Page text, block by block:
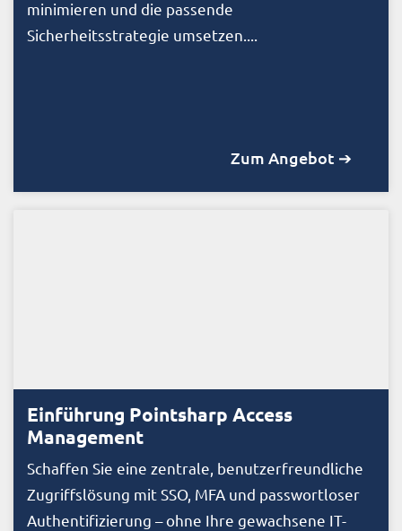
minimieren und die passende
Sicherheitsstrategie umsetzen....
Zum Angebot ➔
Einführung Pointsharp Access
Management
Schaffen Sie eine zentrale, benutzerfreundliche
Zugriffslösung mit SSO, MFA und passwortloser
Authentifizierung – ohne Ihre gewachsene IT-